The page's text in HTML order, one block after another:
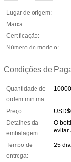
Lugar de origem:
Marca:
Certificação:
Número do modelo:
Condições de
Quantidade de
ordem mínima:
Preço:
Detalhes da
embalagem:
O
evitar
Tempo de
entrega:
25